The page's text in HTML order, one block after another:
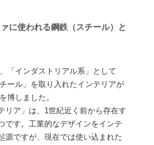
に使われる鋼鉄（スチール）と
「インダストリアル系」として
チール」を取り入れたインテリアが
博しました。
リア」は、1世紀近く前から存在す
です。工業的なデザインをインテ
源ですが、現在では使い込まれた